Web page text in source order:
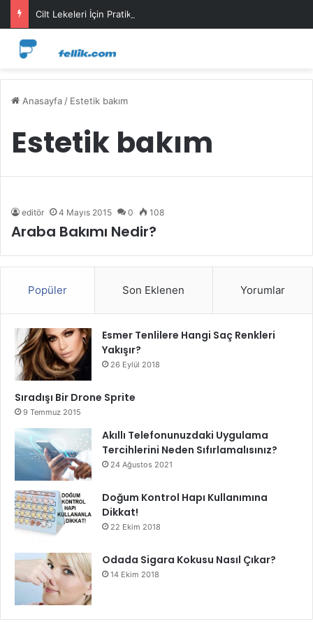
Cilt Lekeleri İçin Pratik Maske Önerileri
Anasayfa / Estetik bakım
Estetik bakım
editör 4 Mayıs 2015 0 108
Araba Bakımı Nedir?
Popüler Son Eklenen Yorumlar
Esmer Tenlilere Hangi Saç Renkleri
Yakışır?
26 Eylül 2018
Sıradışı Bir Drone Sprite
9 Temmuz 2015
Akıllı Telefonunuzdaki Uygulama
Tercihlerini Neden Sıfırlamalısınız?
24 Ağustos 2021
Doğum Kontrol Hapı Kullanımına
Dikkat!
22 Ekim 2018
Odada Sigara Kokusu Nasıl Çıkar?
14 Ekim 2018